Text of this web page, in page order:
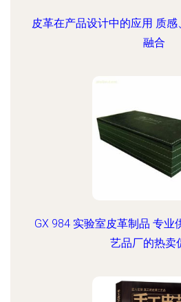
皮革在产品设计中的应用 质
融合
GX 984 实验室皮革制品 专业
艺品厂的热卖